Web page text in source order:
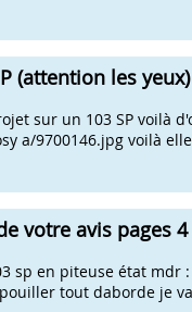
(attention les
sur un 103 SP voilà
a/9700146.jpg voilà
votre avis pages
sp en piteuse état
tout daborde je